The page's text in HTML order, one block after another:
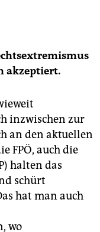
akzeptiert.
inzwischen zur
an den aktuellen
FPÖ, auch die
halten das
schürt
hat man auch
wo